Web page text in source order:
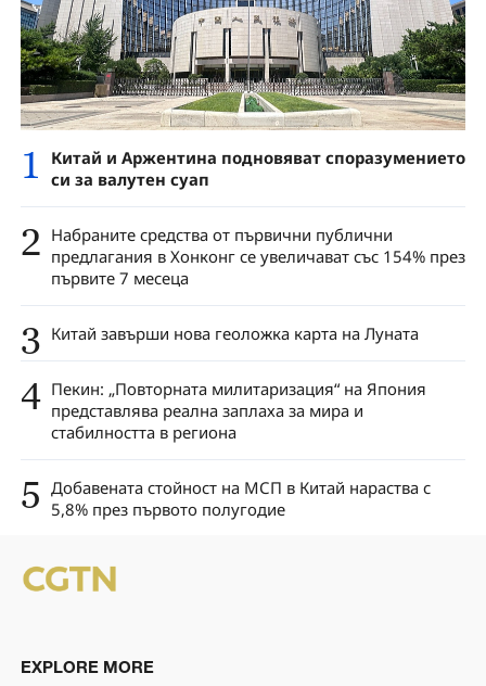
1
Китай и Аржентина подновяват споразумението
си за валутен суап
2 Набраните средства от първични публични
предлагания в Хонконг се увеличават със 154% през
първите 7 месеца
3 Китай завърши нова геоложка карта на Луната
4 Пекин: „Повторната милитаризация“ на Япония
представлява реална заплаха за мира и
стабилността в региона
5 Добавената стойност на МСП в Китай нараства с
5,8% през първото полугодие
EXPLORE MORE